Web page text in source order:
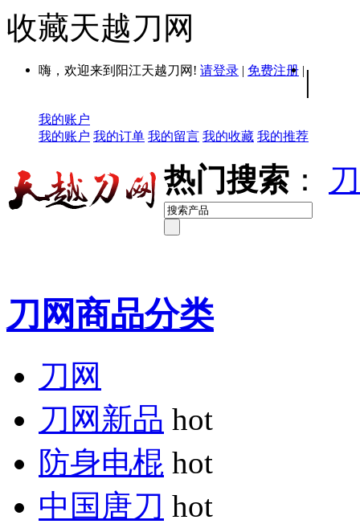
收藏天越刀网
嗨，欢迎来到阳江天越刀网! 请登录 | 免费注册 | |
我的账户
我的账户 我的订单 我的留言 我的收藏 我的推荐
热门搜索 ：
刀网商品分类
刀网
刀网新品 hot
防身电棍 hot
中国唐刀 hot